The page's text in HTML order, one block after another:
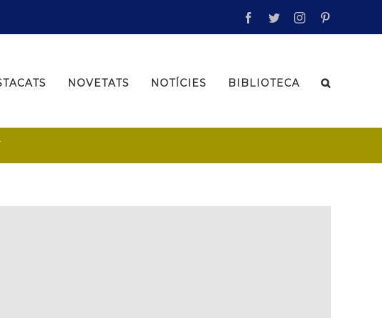
facebook
twitterinstagram
NOVETATS NOTÍCIES BIBLIOTECA